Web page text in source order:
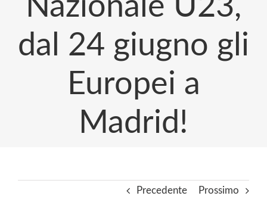
Nazionale U23,
dal 24 giugno gli
Europei a
Madrid!
Precedente Prossimo